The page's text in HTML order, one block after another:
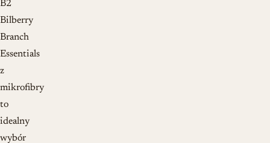
B2
Bilberry
Branch
Essentials
z
mikrofibry
to
idealny
wybór